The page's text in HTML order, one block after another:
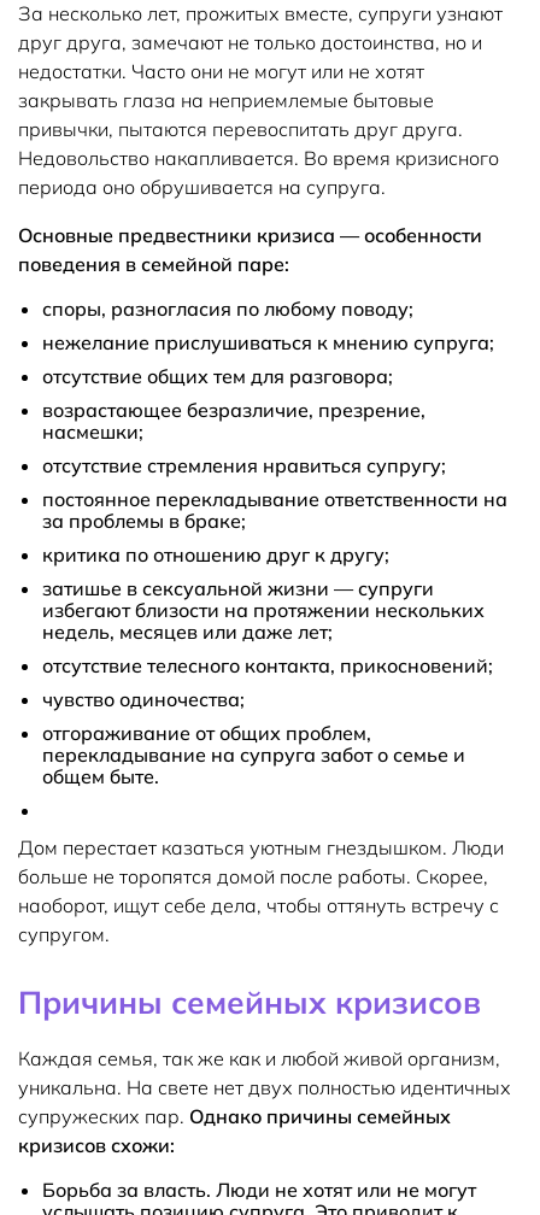
За несколько лет, прожитых вместе, супруги узнают
друг друга, замечают не только достоинства, но и
недостатки. Часто они не могут или не хотят
закрывать глаза на неприемлемые бытовые
привычки, пытаются перевоспитать друг друга.
Недовольство накапливается. Во время кризисного
периода оно обрушивается на супруга.
Основные предвестники кризиса — особенности
поведения в семейной паре:
споры, разногласия по любому поводу;
нежелание прислушиваться к мнению супруга;
отсутствие общих тем для разговора;
возрастающее безразличие, презрение,
насмешки;
отсутствие стремления нравиться супругу;
постоянное перекладывание ответственности на
за проблемы в браке;
критика по отношению друг к другу;
затишье в сексуальной жизни — супруги
избегают близости на протяжении нескольких
недель, месяцев или даже лет;
отсутствие телесного контакта, прикосновений;
чувство одиночества;
отгораживание от общих проблем,
перекладывание на супруга забот о семье и
общем быте.
Дом перестает казаться уютным гнездышком. Люди
больше не торопятся домой после работы. Скорее,
наоборот, ищут себе дела, чтобы оттянуть встречу с
супругом.
Причины семейных кризисов
Каждая семья, так же как и любой живой организм,
уникальна. На свете нет двух полностью идентичных
супружеских пар. Однако причины семейных
кризисов схожи:
Борьба за власть. Люди не хотят или не могут